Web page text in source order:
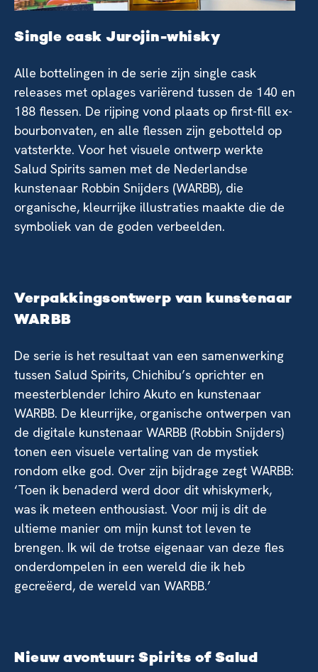
Single cask Jurojin-whisky
Alle bottelingen in de serie zijn single cask
releases met oplages variërend tussen de 140 en
188 flessen. De rijping vond plaats op first-fill ex-
bourbonvaten, en alle flessen zijn gebotteld op
vatsterkte. Voor het visuele ontwerp werkte
Salud Spirits samen met de Nederlandse
kunstenaar Robbin Snijders (WARBB), die
organische, kleurrijke illustraties maakte die de
symboliek van de goden verbeelden.
Verpakkingsontwerp van kunstenaar
WARBB
De serie is het resultaat van een samenwerking
tussen Salud Spirits, Chichibu’s oprichter en
meesterblender Ichiro Akuto en kunstenaar
WARBB. De kleurrijke, organische ontwerpen van
de digitale kunstenaar WARBB (Robbin Snijders)
tonen een visuele vertaling van de mystiek
rondom elke god. Over zijn bijdrage zegt WARBB:
‘Toen ik benaderd werd door dit whiskymerk,
was ik meteen enthousiast. Voor mij is dit de
ultieme manier om mijn kunst tot leven te
brengen. Ik wil de trotse eigenaar van deze fles
onderdompelen in een wereld die ik heb
gecreëerd, de wereld van WARBB.’
Nieuw avontuur: Spirits of Salud